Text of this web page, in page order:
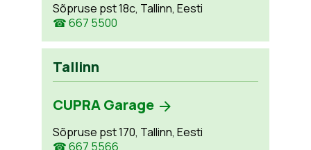
Sõpruse pst 18c, Tallinn, Eesti
☎ 667 5500
Tallinn
CUPRA Garage
Sõpruse pst 170, Tallinn, Eesti
☎ 667 5566